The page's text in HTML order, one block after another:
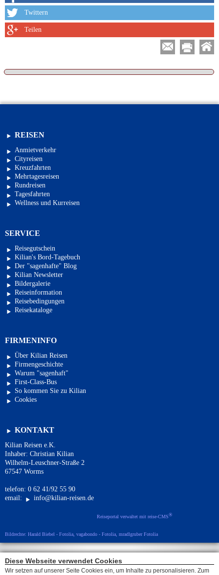
Twittern
Teilen
REISEN
Anmietverkehr
Cityreisen
Kreuzfahrten
Mehrtagesreisen
Rundreisen
Tagesfahrten
Wellness und Kurreisen
SERVICE
Reisegutschein
Kilian's Bord-Tagebuch
Der "sagenhafte" Blog
Kilian Newsletter
Bildergalerie
Reiseinformation
Reisebedingungen
Reisekataloge
FIRMENINFO
Über Kilian Reisen
Firmengeschichte
Warum "sagenhaft"
First-Class-Bus
So kommen Sie zu Kilian
Cookies
KONTAKT
Kilian Reisen e.K.
Inhaber: Christian Kilian
Wilhelm-Leuschner-Straße 2
67547 Worms
telefon: 0 62 41/92 55 90
email:
info@kilian-reisen.de
Reiseportal verwaltet mit reise-CMS®
Bildrechte: Harald Biebel - Fotolia, vagabondo - Fotolia, mradlgruber Fotolia
Diese Webseite verwendet Cookies
Wir setzen auf unserer Seite Cookies ein, um Inhalte zu personalisieren. Zum